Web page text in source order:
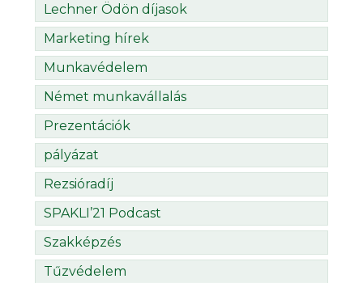
Lechner Ödön díjasok
Marketing hírek
Munkavédelem
Német munkavállalás
Prezentációk
pályázat
Rezsióradíj
SPAKLI’21 Podcast
Szakképzés
Tűzvédelem